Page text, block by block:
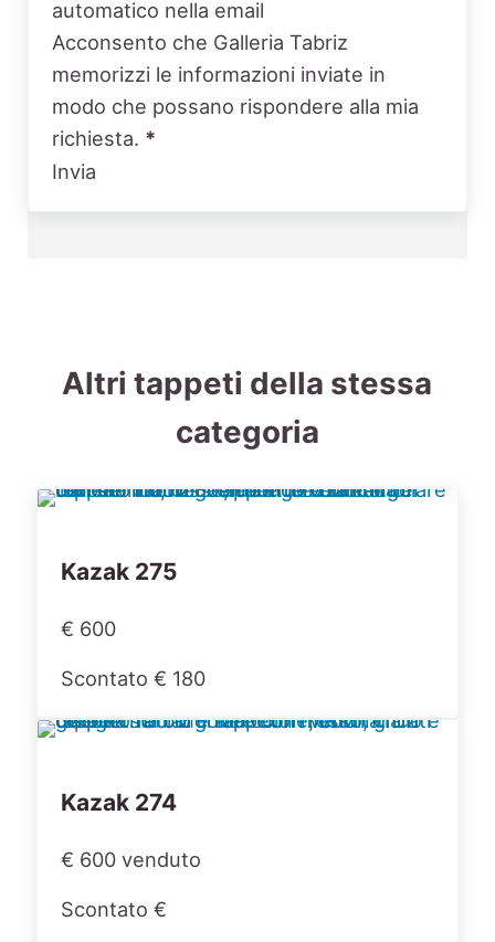
automatico nella email
Acconsento che Galleria Tabriz
memorizzi le informazioni inviate in
modo che possano rispondere alla mia
richiesta. *
Invia
Altri tappeti della stessa
categoria
Kazak 275
€ 600
Scontato € 180
Kazak 274
€ 600 venduto
Scontato €